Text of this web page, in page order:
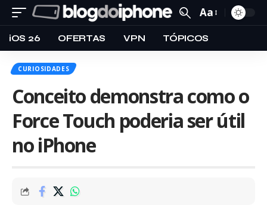
Aa
iOS 26 OFERTAS VPN TÓPICOS
CURIOSIDADES
Conceito demonstra como o
Force Touch poderia ser útil
no iPhone